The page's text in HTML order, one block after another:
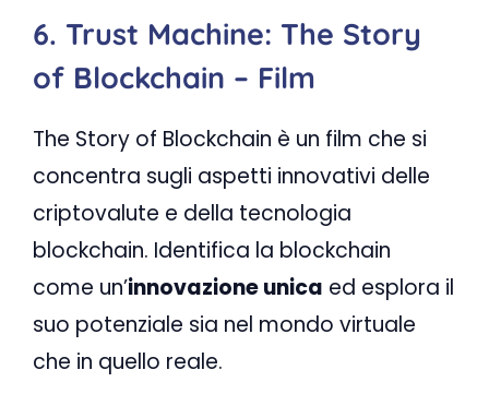
6. Trust Machine: The Story
of Blockchain – Film
The Story of Blockchain è un film che si
concentra sugli aspetti innovativi delle
criptovalute e della tecnologia
blockchain. Identifica la blockchain
come un’innovazione unica ed esplora il
suo potenziale sia nel mondo virtuale
che in quello reale.